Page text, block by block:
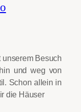
Besuch
und weg von
Schon allein in
die Häuser